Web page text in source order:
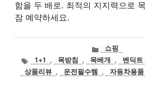
함을 두 배로. 최적의 지지력으로
잠 예약하세요.
카
테
고
리
쇼핑
태
그
1+1 , 목받침 , 목베개 , 벤딕트
상품리뷰 , 운전필수템 , 자동차용품